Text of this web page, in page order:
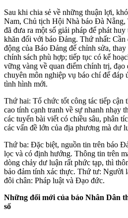
Sau khi chia sẻ về những thuận lợi,
Nam, Chủ tịch Hội Nhà báo Đà
đã đưa ra một số giải pháp để phát
khăn đối với báo Đảng. Thứ nhất: Cần
động của Báo Đảng để chỉnh sửa,
chính sách phù hợp; tiếp tục có kế
vững vàng về quan điểm chính trị,
chuyên môn nghiệp vụ báo chí để đáp
tình hình mới.
Thứ hai: Tổ chức tốt công tác tiếp cận
cao tính cạnh tranh về sự nhanh nhạy
các tuyến bài viết có chiều sâu, phân
các vấn đề lớn của địa phương mà dư
Thứ ba: Đặc biệt, nguồn tin trên báo
lọc và có định hướng. Thông tin trên
dòng chảy dư luận rất phức tạp, thì
bảo đảm tính xác thực. Thứ tư: Người
đôi chân: Pháp luật và Đạo đức.
Những đổi mới của báo Nhân Dân
số